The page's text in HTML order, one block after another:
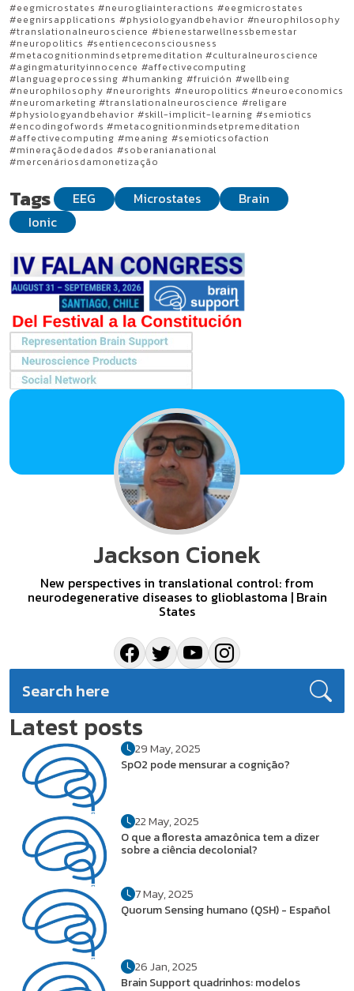
#eegmicrostates #neurogliainteractions #eegmicrostates
#eegnirsapplications #physiologyandbehavior #neurophilosophy
#translationalneuroscience #bienestarwellnessbemestar
#neuropolitics #sentienceconsciousness
#metacognitionmindsetpremeditation #culturalneuroscience
#agingmaturityinnocence #affectivecomputing
#languageprocessing #humanking #fruición #wellbeing
#neurophilosophy #neurorights #neuropolitics #neuroeconomics
#neuromarketing #translationalneuroscience #religare
#physiologyandbehavior #skill-implicit-learning #semiotics
#encodingofwords #metacognitionmindsetpremeditation
#affectivecomputing #meaning #semioticsofaction
#mineraçãodedados #soberanianational
#mercenáriosdamonetização
Tags EEG Microstates
Brain
Ionic
Jackson Cionek
New perspectives in translational control: from
neurodegenerative diseases to glioblastoma | Brain
States
Latest posts
29 May, 2025
SpO2 pode mensurar a cognição?
22 May, 2025
O que a floresta amazônica tem a dizer
sobre a ciência decolonial?
7 May, 2025
Quorum Sensing humano (QSH) - Español
26 Jan, 2025
Brain Support quadrinhos: modelos